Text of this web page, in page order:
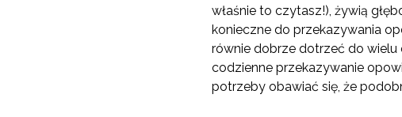
właśnie to czytasz!), żywią
konieczne do przekazywania
równie dobrze dotrzeć do
codzienne przekazywanie
potrzeby obawiać się, że